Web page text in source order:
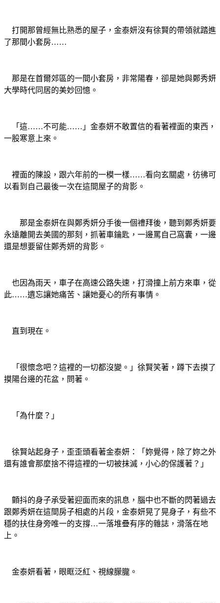
打開那曾經無比熟悉的屋子，金泰妍沒有徐賢的帶領就踏進
了那間小套房……
那是在首爾郊區的一間小套房，非常陽春，卻是她與鄭秀妍
大學時代同居的美妙回憶。
「這……不可能……」金泰妍不敢置信的看著裡面的東西，
一股寒意上來。
裡面的陳設，跟六年前的一模一樣……看向玄關處，彷彿可
以看到自己最後一次在這間屋子的背影。
那是金泰妍在與鄭秀妍分手後一個禮拜後，聽到鄭秀妍要
永遠離開去美國的那刻，抓著車鑰匙，一邊罵自己窩囊，一邊
還是想要留住鄭秀妍的背影。
也因為雨天，車子在高速公路失速，打滑撞上前方來車，從
此……遺忘讓她痛苦、讓她憂心的所有事情。
直到現在。
「很懷念吧？這裡的一切都沒變。」徐賢笑著，蹲下去摸了
摸陽台邊的花盆，問著。
「為什麼？」
徐賢站起身子，歪歪頭看著金泰妍：「妳覺得，除了妳之外
還有誰會那麼捨不得這裡的一切被抹滅，小心的保護著？」
顫抖的身子承受著迎面而來的訊息，腦中也不斷的閃著過去
跟鄭秀妍在這間房子相處的片段，金泰妍晃了晃身子，有些不
穩的扶住身旁唯一的支撐…一落堆疊有序的雜誌，滑落在地
上。
金泰妍看著，眼眶泛紅、視線朦朧。